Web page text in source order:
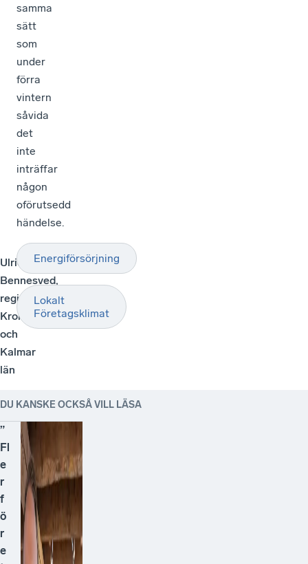
samma
sätt
som
under
förra
vintern
såvida
det
inte
inträffar
någon
oförutsedd
händelse.
Ulrica
Bennesved,
regionchef
Kronobergs
och
Kalmar
län
Energiförsörjning
Lokalt
Företagsklimat
DU KANSKE OCKSÅ VILL LÄSA
”
Fl
e
r
f
ö
r
e